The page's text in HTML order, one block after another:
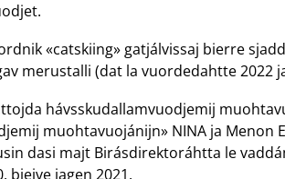
«catskiing» gatjálvissaj bierre
merustalli (dat la vuordedahtte 2022
hávsskudallamvuodjemij
muohtavuojánijn» NINA ja Menon
dasi majt Birásdirektoráhtta le
biejve jagen 2021.